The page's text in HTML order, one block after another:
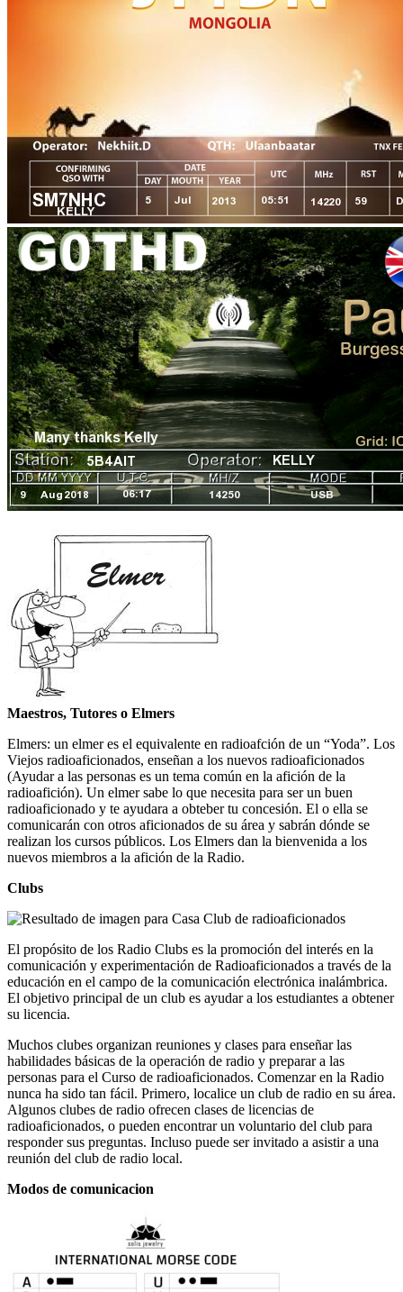
Maestros, Tutores o Elmers
Elmers: un elmer es el equivalente en radioafción de un “Yoda”. Los
Viejos radioaficionados, enseñan a los nuevos radioaficionados
(Ayudar a las personas es un tema común en la afición de la
radioafición). Un elmer sabe lo que necesita para ser un buen
radioaficionado y te ayudara a obteber tu concesión. El o ella se
comunicarán con otros aficionados de su área y sabrán dónde se
realizan los cursos públicos. Los Elmers dan la bienvenida a los
nuevos miembros a la afición de la Radio.
Clubs
El propósito de los Radio Clubs es la promoción del interés en la
comunicación y experimentación de Radioaficionados a través de la
educación en el campo de la comunicación electrónica inalámbrica.
El objetivo principal de un club es ayudar a los estudiantes a obtener
su licencia.
Muchos clubes organizan reuniones y clases para enseñar las
habilidades básicas de la operación de radio y preparar a las
personas para el Curso de radioaficionados. Comenzar en la Radio
nunca ha sido tan fácil. Primero, localice un club de radio en su área.
Algunos clubes de radio ofrecen clases de licencias de
radioaficionados, o pueden encontrar un voluntario del club para
responder sus preguntas. Incluso puede ser invitado a asistir a una
reunión del club de radio local.
Modos de comunicacion